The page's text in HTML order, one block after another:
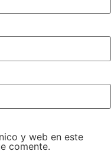
y web en este
comente.